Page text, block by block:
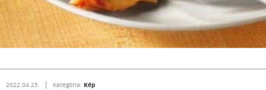
2022.04.25. Kategória: Kép